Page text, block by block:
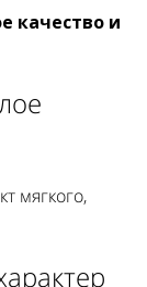
качество и
мягкого,